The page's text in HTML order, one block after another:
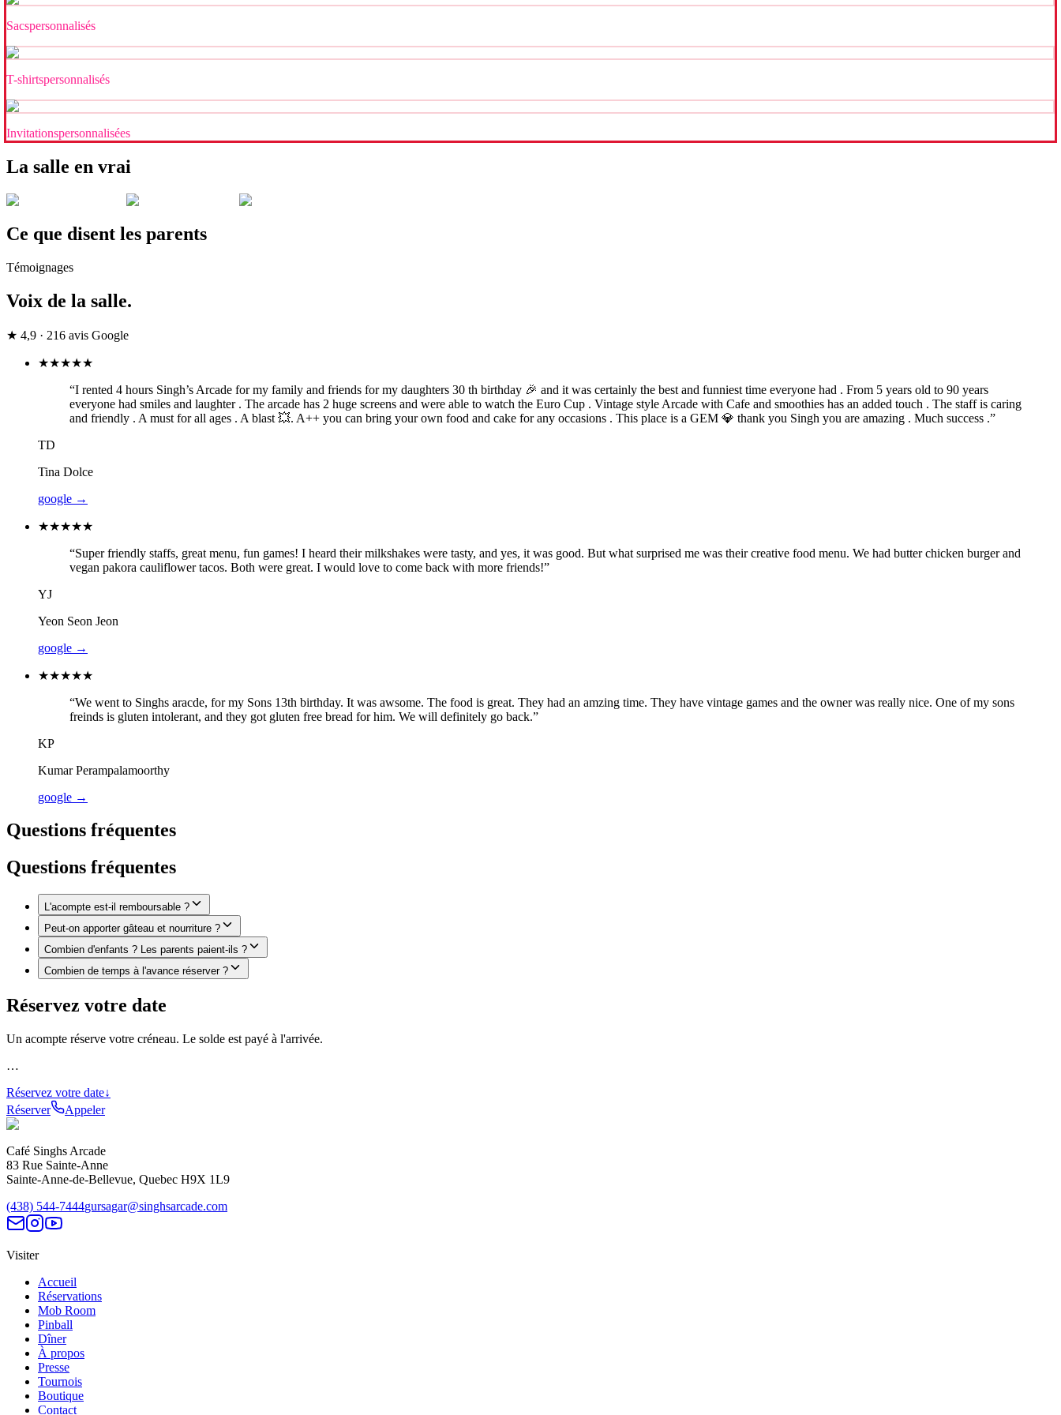
Sacspersonnalisés
T-shirtspersonnalisés
Invitationspersonnalisées
La salle en vrai
Ce que disent les parents
Témoignages
Voix de la salle.
★ 4,9 · 216 avis Google
★★★★★
“I rented 4 hours Singh’s Arcade for my family and friends for my daughters 30 th birthday 🎉 and it was certainly the best and funniest time everyone had . From 5 years old to 90 years
everyone had smiles and laughter . The arcade has 2 huge screens and were able to watch the Euro Cup . Vintage style Arcade with Cafe and smoothies has an added touch . The staff is caring
and friendly . A must for all ages . A blast 💥. A++ you can bring your own food and cake for any occasions . This place is a GEM 💎 thank you Singh you are amazing . Much success .”
TD
Tina Dolce
google →
★★★★★
“Super friendly staffs, great menu, fun games! I heard their milkshakes were tasty, and yes, it was good. But what surprised me was their creative food menu. We had butter chicken burger and
vegan pakora cauliflower tacos. Both were great. I would love to come back with more friends!”
YJ
Yeon Seon Jeon
google →
★★★★★
“We went to Singhs aracde, for my Sons 13th birthday. It was awsome. The food is great. They had an amzing time. They have vintage games and the owner was really nice. One of my sons
freinds is gluten intolerant, and they got gluten free bread for him. We will definitely go back.”
KP
Kumar Perampalamoorthy
google →
Questions fréquentes
Questions fréquentes
L'acompte est-il remboursable ?
Peut-on apporter gâteau et nourriture ?
Combien d'enfants ? Les parents paient-ils ?
Combien de temps à l'avance réserver ?
Réservez votre date
Un acompte réserve votre créneau. Le solde est payé à l'arrivée.
…
Réservez votre date↓
Réserver
Appeler
Café Singhs Arcade
83 Rue Sainte-Anne
Sainte-Anne-de-Bellevue, Quebec H9X 1L9
(438) 544-7444gursagar@singhsarcade.com
Visiter
Accueil
Réservations
Mob Room
Pinball
Dîner
À propos
Presse
Tournois
Boutique
Contact